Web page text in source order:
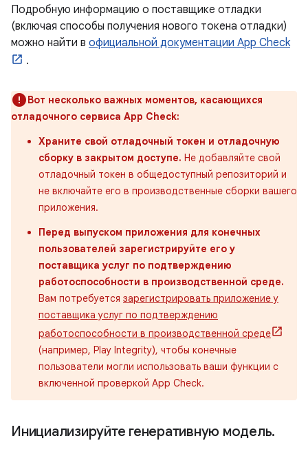
Подробную информацию о поставщике отладки
(включая способы получения нового токена отладки)
можно найти в официальной документации App Check
.
Вот несколько важных моментов, касающихся
отладочного сервиса App Check:
Храните свой отладочный токен и отладочную
сборку в закрытом доступе. Не добавляйте свой
отладочный токен в общедоступный репозиторий и
не включайте его в производственные сборки вашего
приложения.
Перед выпуском приложения для конечных
пользователей зарегистрируйте его у
поставщика услуг по подтверждению
работоспособности в производственной среде.
Вам потребуется зарегистрировать приложение у
поставщика услуг по подтверждению
работоспособности в производственной среде
(например, Play Integrity), чтобы конечные
пользователи могли использовать ваши функции с
включенной проверкой App Check.
Инициализируйте генеративную модель.